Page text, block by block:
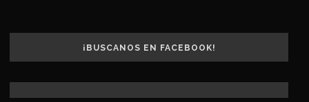
¡BUSCANOS EN FACEBOOK!